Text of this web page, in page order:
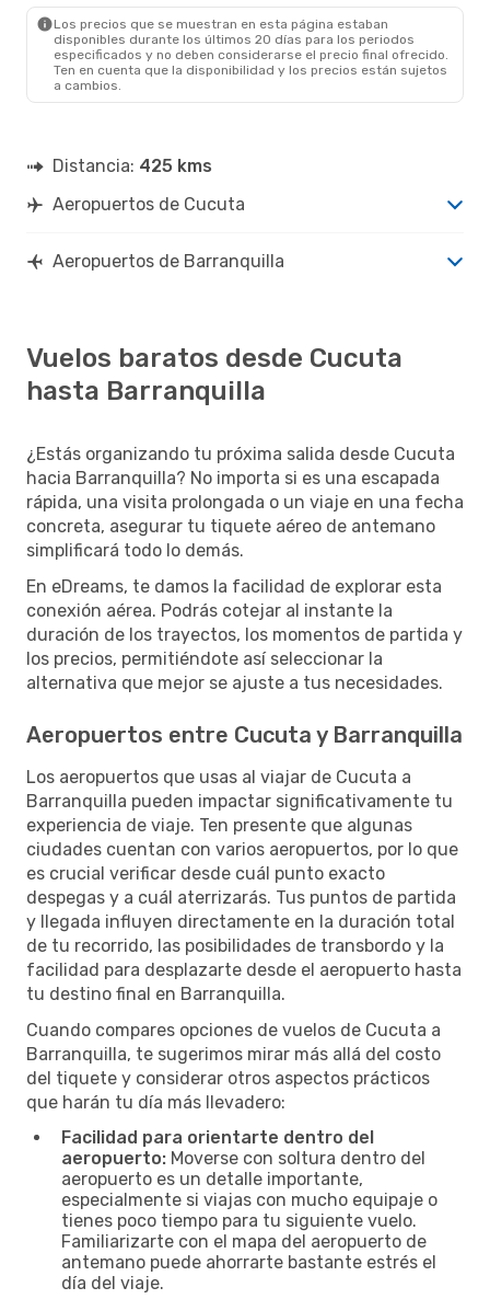
Los precios que se muestran en esta página estaban
disponibles durante los últimos 20 días para los periodos
especificados y no deben considerarse el precio final ofrecido.
Ten en cuenta que la disponibilidad y los precios están sujetos
a cambios.
Distancia: 425 kms
Aeropuertos de Cucuta
Aeropuertos de Barranquilla
Vuelos baratos desde Cucuta
hasta Barranquilla
¿Estás organizando tu próxima salida desde Cucuta
hacia Barranquilla? No importa si es una escapada
rápida, una visita prolongada o un viaje en una fecha
concreta, asegurar tu tiquete aéreo de antemano
simplificará todo lo demás.
En eDreams, te damos la facilidad de explorar esta
conexión aérea. Podrás cotejar al instante la
duración de los trayectos, los momentos de partida y
los precios, permitiéndote así seleccionar la
alternativa que mejor se ajuste a tus necesidades.
Aeropuertos entre Cucuta y Barranquilla
Los aeropuertos que usas al viajar de Cucuta a
Barranquilla pueden impactar significativamente tu
experiencia de viaje. Ten presente que algunas
ciudades cuentan con varios aeropuertos, por lo que
es crucial verificar desde cuál punto exacto
despegas y a cuál aterrizarás. Tus puntos de partida
y llegada influyen directamente en la duración total
de tu recorrido, las posibilidades de transbordo y la
facilidad para desplazarte desde el aeropuerto hasta
tu destino final en Barranquilla.
Cuando compares opciones de vuelos de Cucuta a
Barranquilla, te sugerimos mirar más allá del costo
del tiquete y considerar otros aspectos prácticos
que harán tu día más llevadero:
Facilidad para orientarte dentro del
aeropuerto: Moverse con soltura dentro del
aeropuerto es un detalle importante,
especialmente si viajas con mucho equipaje o
tienes poco tiempo para tu siguiente vuelo.
Familiarizarte con el mapa del aeropuerto de
antemano puede ahorrarte bastante estrés el
día del viaje.